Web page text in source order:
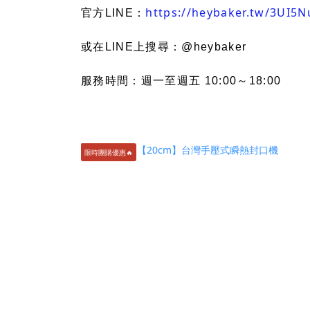
官方LINE： https://heybaker.tw/
或在LINE上搜尋：@heybaker
服務時間：週一至週五 10:00～18:00
限時團購優惠🔥